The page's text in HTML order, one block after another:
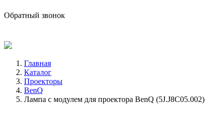
Обратный звонок
Главная
Каталог
Проекторы
BenQ
Лампа с модулем для проектора BenQ (5J.J8C05.002)